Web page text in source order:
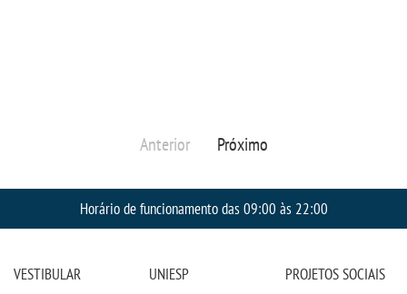
Anterior Próximo
Horário de funcionamento das 09:00 às 22:00
VESTIBULAR UNIESP PROJETOS SOCIAIS